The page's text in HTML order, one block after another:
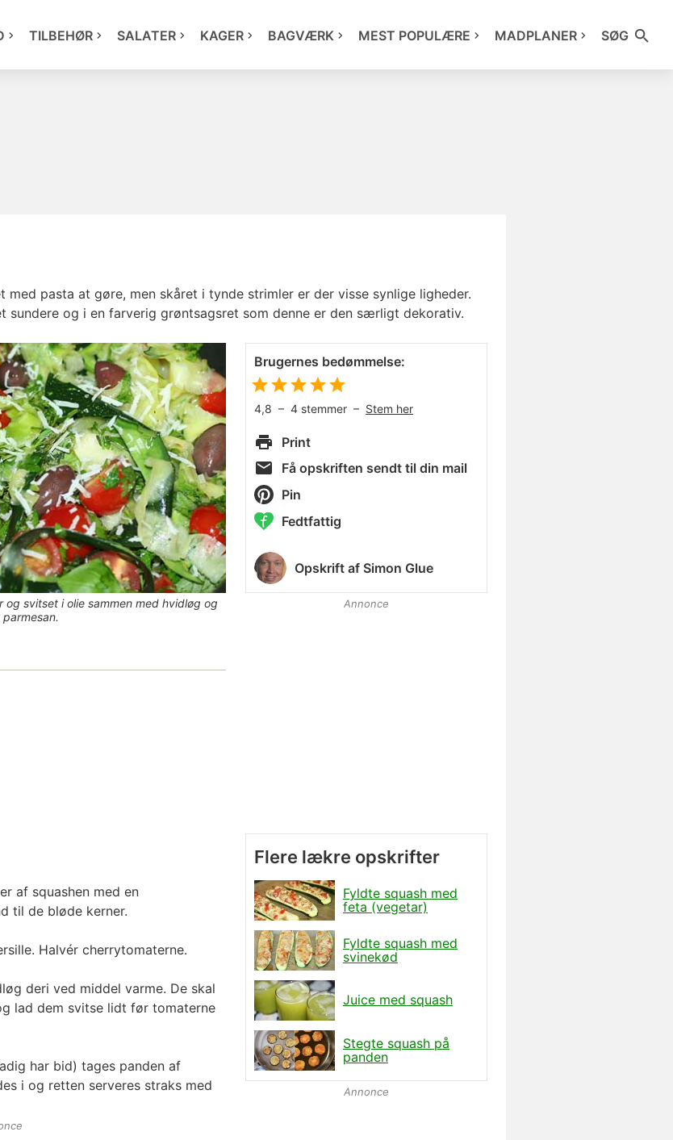
TILBEHØR SALATER KAGER BAGVÆRK MEST POPULÆRE MADPLANER SØG
med pasta at gøre, men skåret i tynde strimler er der visse synlige ligheder.
sundere og i en farverig grøntsagsret som denne er den særligt dekorativ.
svitset i olie sammen med hvidløg og
af squashen med en
til de bløde kerner.
Halvér cherrytomaterne.
deri ved middel varme. De skal
lad dem svitse lidt før tomaterne
har bid) tages panden af
i og retten serveres straks med
Brugernes bedømmelse:
4,8 – 4 stemmer – Stem her
Print
Få opskriften sendt til din mail
Pin
Fedtfattig
Opskrift af Simon Glue
Annonce
Flere lækre opskrifter
Fyldte squash med
feta (vegetar)
Fyldte squash med
svinekød
Juice med squash
Stegte squash på
panden
Annonce